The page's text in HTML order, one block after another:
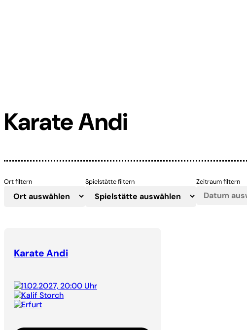
Karate Andi
Ort filtern Spielstätte filtern Zeitraum filtern
Karate Andi
11.02.2027, 20:00 Uhr
Kalif Storch
Erfurt